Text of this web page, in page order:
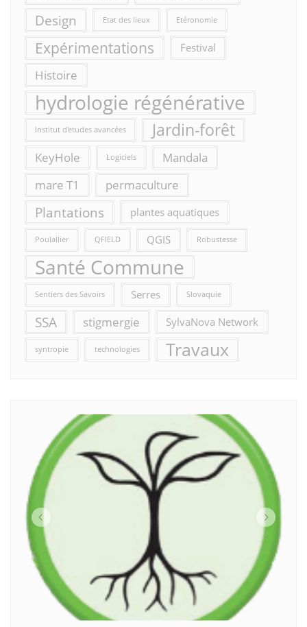
Design Etat des lieux Etéronomie
Expérimentations Festival
Histoire
hydrologie régénérative
Institut d'etudes avancées Jardin-forêt
KeyHole Logiciels
Mandala
mare T1
permaculture
Plantations plantes aquatiques
Poulallier QFIELD QGIS Robustesse
Santé Commune
Sentiers des Savoirs Serres Slovaquie
SSA stigmergie SylvaNova Network
syntropie technologies Travaux